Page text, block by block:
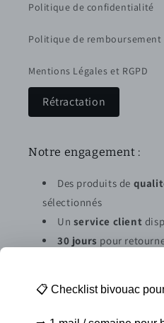
Politique de confidentialité
Politique de remboursement
Mentions Légales et RGPD
Rétractation
Notre engagement :
Des produits de
sélectionnés
Un service client
30 jours pour